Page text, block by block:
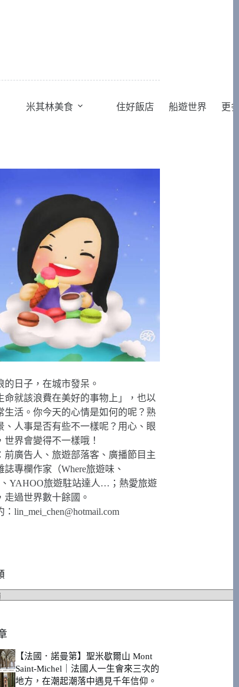
米其林美食 住好飯店 船遊世界 更
的日子，在城市發呆。
命就該浪費在美好的事物上」，也以
生活。你今天的心情是如何的呢？熟
、人事是否有些不一樣呢？用心、眼
世界會變得不一樣哦！
前廣告人、旅遊部落客、廣播節目主
誌專欄作家（Where旅遊味、
YAHOO旅遊駐站達人…；熱愛旅遊
走過世界數十餘國。
：lin_mei_chen@hotmail.com
【法國．諾曼第】聖米歇爾山 Mont
Saint-Michel｜法國人一生會來三次的
地方，在潮起潮落中遇見千年信仰。